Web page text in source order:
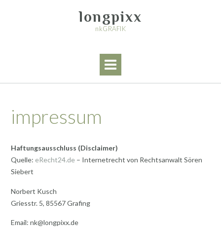
longpixx
nkGRAFIK
impressum
Haftungsausschluss (Disclaimer)
Quelle: eRecht24.de – Internetrecht von Rechtsanwalt Sören
Siebert
Norbert Kusch
Griesstr. 5, 85567 Grafing
Email: nk@longpixx.de